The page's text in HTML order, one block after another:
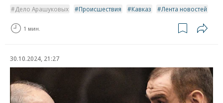
Дело Арашуковых Происшествия Кавказ Лента новостей
1 мин.
30.10.2024, 21:27